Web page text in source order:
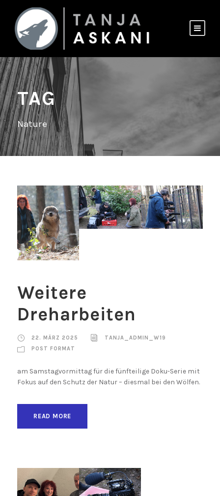
TAG
Nature
Weitere
Dreharbeiten
22. MÄRZ 2025
TANJA_ADMIN_W19
POST FORMAT
am Samstagvormittag für die fünfteilige Doku-Serie mit
Fokus auf den Schutz der Natur – diesmal bei den Wölfen.
READ MORE